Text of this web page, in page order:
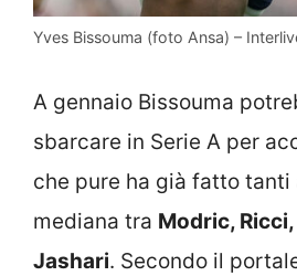
Yves Bissouma (foto Ansa) –
A gennaio Bissouma
sbarcare in Serie A per
che pure ha già fatto tanti
mediana tra Modric,
Jashari. Secondo il